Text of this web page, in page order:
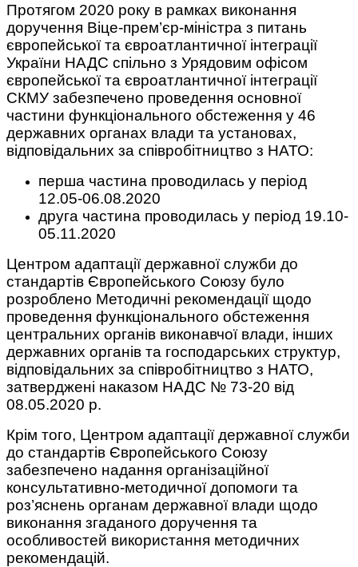
Протягом 2020 року в рамках виконання
доручення Віце-прем’єр-міністра з питань
європейської та євроатлантичної інтеграції
України НАДС спільно з Урядовим офісом
європейської та євроатлантичної інтеграції
СКМУ забезпечено проведення основної
частини функціонального обстеження у 46
державних органах влади та установах,
відповідальних за співробітництво з НАТО:
перша частина проводилась у період
12.05-06.08.2020
друга частина проводилась у період 19.10-
05.11.2020
Центром адаптації державної служби до
стандартів Європейського Союзу було
розроблено Методичні рекомендації щодо
проведення функціонального обстеження
центральних органів виконавчої влади, інших
державних органів та господарських структур,
відповідальних за співробітництво з НАТО,
затверджені наказом НАДС № 73-20 від
08.05.2020 р.
Крім того, Центром адаптації державної служби
до стандартів Європейського Союзу
забезпечено надання організаційної
консультативно-методичної допомоги та
роз’яснень органам державної влади щодо
виконання згаданого доручення та
особливостей використання методичних
рекомендацій.